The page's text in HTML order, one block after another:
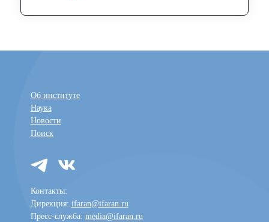
Об институте
Наука
Новости
Поиск
Контакты:
Дирекция: ifaran@ifaran.ru
Пресс-служба: media@ifaran.ru